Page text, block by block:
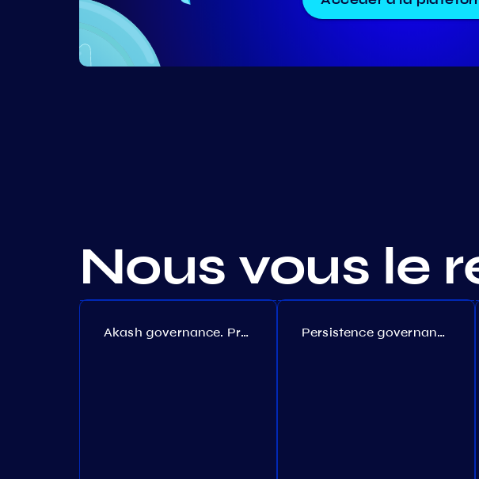
Nous vous le
Akash governance. Proposal №308 Persistence governance. Proposal №150